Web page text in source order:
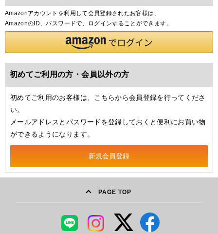
Amazonアカウントを利用して会員登録されたお客様は、
AmazonのID、パスワードで、ログインすることができます。
初めてご利用の方・会員以外の方
初めてご利用のお客様は、こちらから会員登録を行ってくださ
い。
メールアドレスとパスワードを登録しておくと便利にお買い物
ができるようになります。
PAGE TOP